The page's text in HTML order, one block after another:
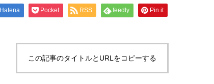
Hatena Pocket RSS feedly Pin it
この記事のタイトルとURLをコピーする